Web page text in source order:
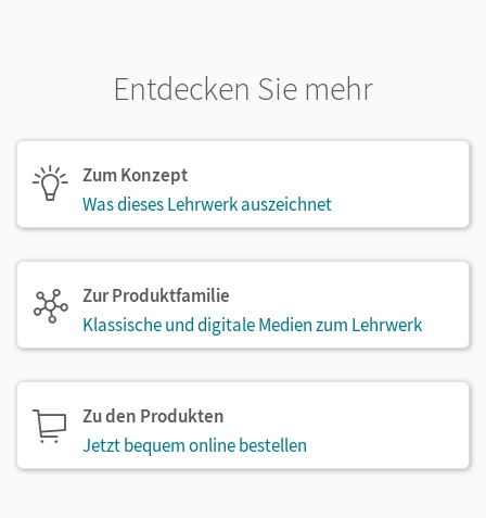
Entdecken Sie mehr
Zum Konzept
Was dieses Lehrwerk auszeichnet
Zur Produktfamilie
Klassische und digitale Medien zum Lehrwerk
Zu den Produkten
Jetzt bequem online bestellen